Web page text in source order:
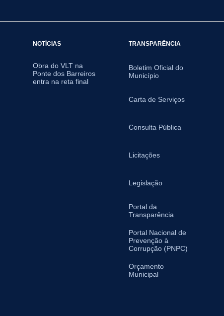
NOTÍCIAS
Obra do VLT na
Ponte dos Barreiros
entra na reta final
TRANSPARÊNCIA
Boletim Oficial do
Município
Carta de Serviços
Consulta Pública
Licitações
Legislação
Portal da
Transparência
Portal Nacional de
Prevenção à
Corrupção (PNPC)
Orçamento
Municipal